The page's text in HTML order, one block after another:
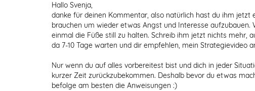
Hallo Svenja,
danke für deinen Kommentar, also natürlich hast du ihm
brauchen um wieder etwas Angst und Interesse
einmal die Füße still zu halten. Schreib ihm jetzt nichts mehr,
da 7-10 Tage warten und dir empfehlen, mein Strategievideo
Nur wenn du auf alles vorbereitest bist und dich in jeder
kurzer Zeit zurückzubekommen. Deshalb bevor du etwas
befolge am besten die Anweisungen :)